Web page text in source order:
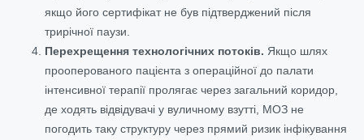
якщо його сертифікат не був підтверджений після
трирічної паузи.
Перехрещення технологічних потоків. Якщо шлях
прооперованого пацієнта з операційної до палати
інтенсивної терапії пролягає через загальний коридор,
де ходять відвідувачі у вуличному взутті, МОЗ не
погодить таку структуру через прямий ризик інфікування